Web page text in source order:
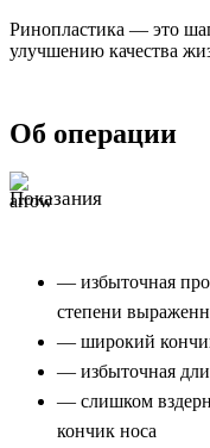
Ринопластика — это
улучшению качества
Об операции
Показания
— избыточная
степени
— широкий
— избыточная
— слишком
кончик носа